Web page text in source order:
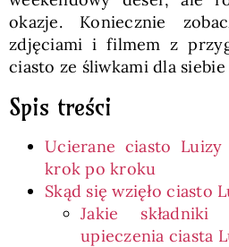
okazje. Koniecznie
zdjęciami i filmem z
ciasto ze śliwkami dla
Spis treści
Ucierane ciasto
krok po kroku
Skąd się wzięło ciasto
Jakie
upieczenia ciasta